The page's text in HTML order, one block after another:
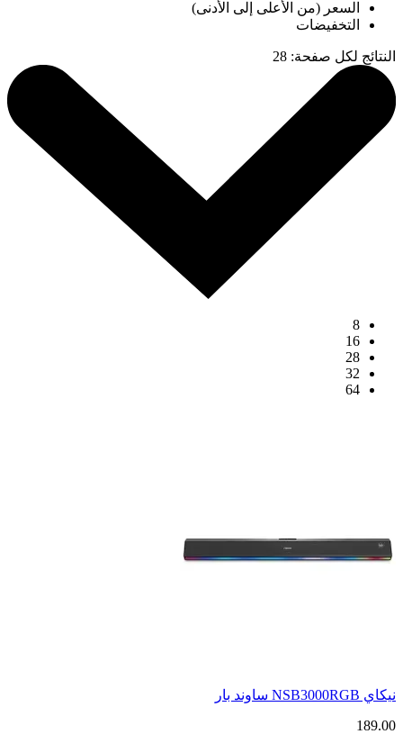
السعر (من الأعلى إلى الأدنى)
التخفيضات
النتائج لكل صفحة:
28
8
16
28
32
64
نيكاي NSB3000RGB ساوند بار
189.00